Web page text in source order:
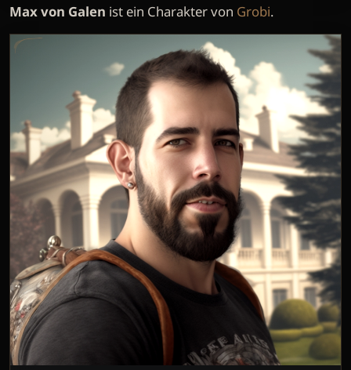
Max von Galen ist ein Charakter von Grobi.